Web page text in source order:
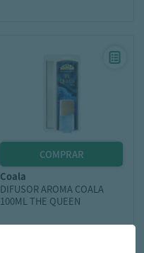
coala
DIFUSOR AROMA COALA
100ML THE QUEEN